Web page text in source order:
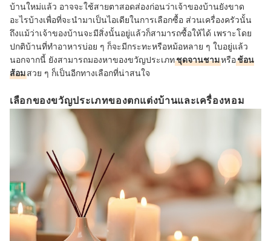
บ้านใหม่แล้ว อาจจะใช้สายตาสอดส่องก่อนว่าเจ้าของบ้านยังขาด
อะไรบ้างเพื่อที่จะนำมาเป็นไอเดียในการเลือกซื้อ ส่วนเครื่องครัวนั้น
ถึงแม้ว่าเจ้าของบ้านจะมีสิ่งนั้นอยู่แล้วก็สามารถซื้อให้ได้ เพราะโดย
ปกติบ้านที่ทำอาหารบ่อย ๆ ก็จะมีกระทะหรือหม้อหลาย ๆ ใบอยู่แล้ว
นอกจากนี้ ยังสามารถมองหาของขวัญประเภทชุดจานชามหรือช้อน
ส้อมสวย ๆ ก็เป็นอีกทางเลือกที่น่าสนใจ
เลือกของขวัญประเภทของตกแต่งบ้านและเครื่องหอม